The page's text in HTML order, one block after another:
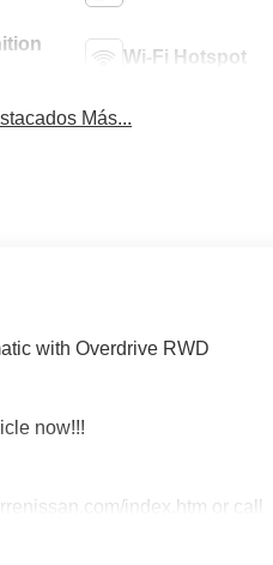
Wi-Fi Hotspot
Más...
with Overdrive RWD
now!!!
index.htm or call